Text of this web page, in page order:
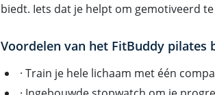
biedt. Iets dat je helpt om gemotiveerd
Voordelen van het FitBuddy pilates
· Train je hele lichaam met één